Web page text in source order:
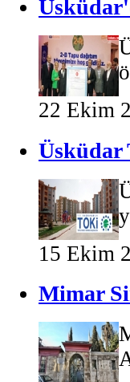
22 Ekim
Üsküdar
15 Ekim
Mimar